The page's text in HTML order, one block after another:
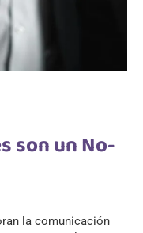
son un No-
la comunicación